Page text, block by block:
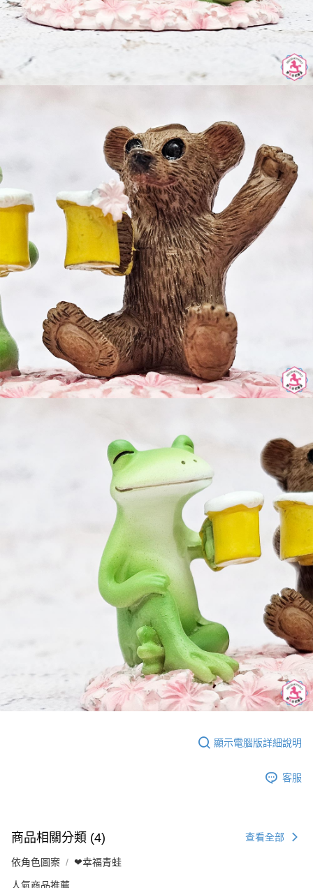
顯示電腦版詳細說明
客服
商品相關分類 (4) 查看全部
依角色圖案 ❤幸福青蛙
人氣商品推薦